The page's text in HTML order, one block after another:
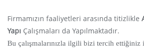
Firmamızın faaliyetleri arasında titizlikle
Yapı Çalışmaları da Yapılmaktadır.
Bu çalışmalarınızla ilgili bizi tercih ettiğiniz